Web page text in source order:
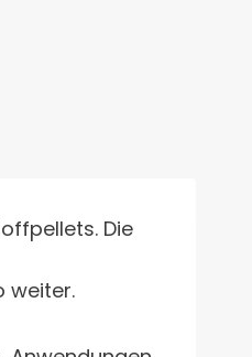
Die
weiter.